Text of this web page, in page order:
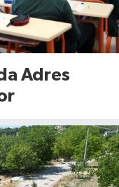
Adres